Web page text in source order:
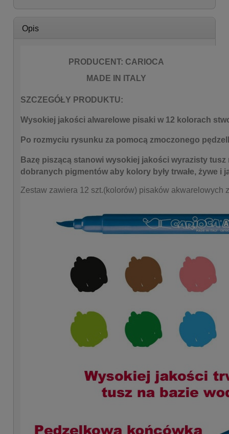
Opis
PRODUCENT: CARIOCA
MADE IN ITALY
SZCZEGÓŁY PRODUKTU:
Wysokiej jakości alwarelowe pisaki w 12 kolorach s
Po rozmyciu rysunku za pomocą zmoczonego
Bazę piszącą stanowi wysokiej jakości wyrazisty
dobranych pigmentów aby kolory były trwałe, żywe i
Zestaw zawiera 12 szt.(kolorów) pisaków akwarelowych